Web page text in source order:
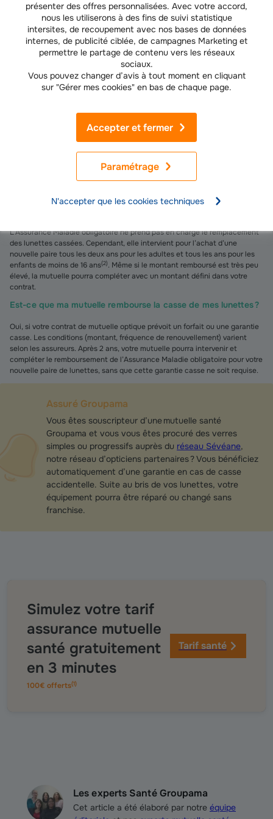
présenter des offres personnalisées. Avec votre accord,
nous les utiliserons à des fins de suivi statistique
intersites, de recoupement avec nos bases de données
internes, de publicité ciblée, de campagnes Marketing et
permettre le partage de contenu vers les réseaux
sociaux.
Vous pouvez changer d’avis à tout moment en cliquant
sur "Gérer mes cookies" en bas de chaque page.
Paramétrage
Accepter et fermer
N'accepter que les cookies techniques
Choisissez unemonture robustesi vous pratiquez un sport ou si
vous travaillez dans un environnement à risque.
Optez éventuellement pour une assurance casse
certains opticiens.
Comment faire si mes lunettes sont cassées par un tiers ?
Demandez à la personne responsable de rédiger une déclaration
reconnaissant les faits. Transmettez-la à son assureur ou au vôtre si la
La Sécurité sociale (ou MSA) rembourse-t-elle les lunettes
L’Assurance Maladie obligatoire ne prend pas en charge le remplacement
des lunettes cassées. Cependant, elle intervient pour l’achat d’une
nouvelle paire tous les deux ans pour les adultes et tous les ans pour les
enfants de moins de 16 ans(2). Même si le montant remboursé est très peu
élevé, la mutuelle pourra compléter avec un montant défini dans votre
contrat.
Est-ce que ma mutuelle rembourse la casse de mes lunettes ?
Oui, si votre contrat de mutuelle optique prévoit un forfait ou une garantie
casse. Les conditions (montant, fréquence de renouvellement) varient
selon les assureurs. Après 2 ans, votre mutuelle pourra intervenir et
compléter le remboursement de l’Assurance Maladie obligatoire pour votre
nouvelle paire de lunettes, sans que cette garantie casse ne soit requise.
Assuré Groupama
Vous êtes souscripteur d’une mutuelle santé
Groupama et vous vous êtes procuré des verres
simples ou progressifs auprès du réseau Sévéane,
notre réseau d’opticiens partenaires ? Vous bénéficiez
automatiquement d’une garantie en cas de casse
accidentelle. Suite au bris de vos lunettes, votre
équipement pourra être réparé ou changé sans
franchise.
Simulez votre tarif
assurance mutuelle
santé gratuitement
en 3 minutes
100€ offerts(1)
Tarif santé
Les experts Santé Groupama
Cet article a été élaboré par notre équipe